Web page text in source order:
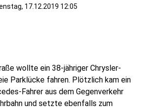
17.12.2019 12:05
wollte ein 38-jähriger Chrysler-
Parklücke fahren. Plötzlich kam ein
Fahrer aus dem Gegenverkehr
und setzte ebenfalls zum